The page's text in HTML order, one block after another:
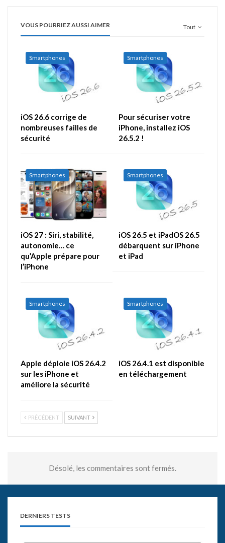
Tout
VOUS POURRIEZ AUSSI AIMER
Smartphones
iOS 26.6 corrige de
nombreuses failles de
sécurité
Smartphones
Pour sécuriser votre
iPhone, installez iOS
26.5.2 !
Smartphones
iOS 27 : Siri, stabilité,
autonomie… ce
qu’Apple prépare pour
l’iPhone
Smartphones
iOS 26.5 et iPadOS 26.5
débarquent sur iPhone
et iPad
Smartphones
Apple déploie iOS 26.4.2
sur les iPhone et
améliore la sécurité
Smartphones
iOS 26.4.1 est disponible
en téléchargement
PRÉCÉDENT SUIVANT
Désolé, les commentaires sont fermés.
DERNIERS TESTS